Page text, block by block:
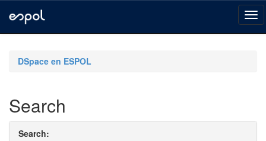
navigationDSpace en ESPOL
Search
Search: